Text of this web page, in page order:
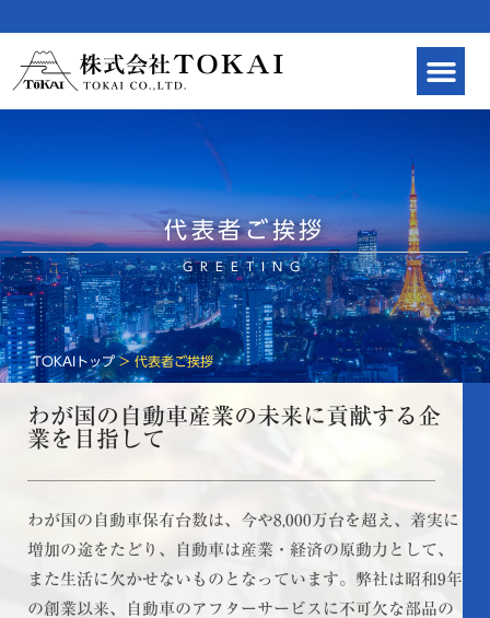
代表者ご挨拶
GREETING
TOKAIトップ> 代表者ご挨拶
わが国の自動車産業の未来に貢献する企
業を目指して
わが国の自動車保有台数は、今や8,000万台を超え、着実に
増加の途をたどり、自動車は産業・経済の原動力として、
また生活に欠かせないものとなっています。弊社は昭和9年
の創業以来、自動車のアフターサービスに不可欠な部品の